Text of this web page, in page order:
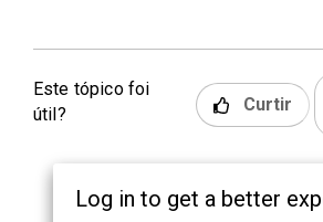
Este tópico foi
útil?
Curtir
Log in to get a better